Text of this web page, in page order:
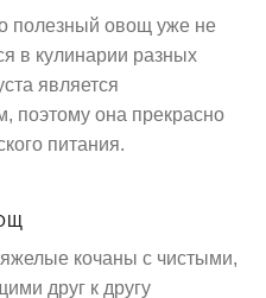
полезный овощ уже не
в кулинарии разных
является
поэтому она прекрасно
питания.
кочаны с чистыми,
друг к другу